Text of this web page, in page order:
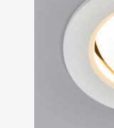
галерията
изображенията